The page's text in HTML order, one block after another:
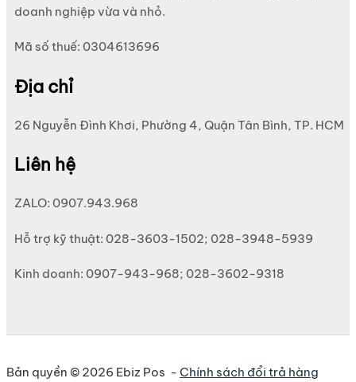
doanh nghiệp vừa và nhỏ.
Mã số thuế: 0304613696
Địa chỉ
26 Nguyễn Đình Khơi, Phường 4, Quận Tân Bình, TP. HCM
Liên hệ
ZALO: 0907.943.968
Hỗ trợ kỹ thuật: 028-3603-1502; 028-3948-5939
Kinh doanh: 0907-943-968; 028-3602-9318
Bản quyền © 2026 Ebiz Pos - Chính sách đổi trả hàng